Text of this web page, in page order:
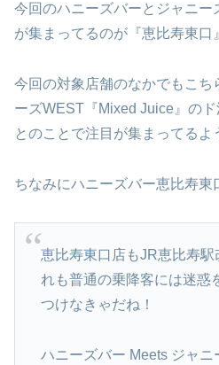
今回のハニーズバーとジャニー
が集まってるのが『恵比寿東口
今回の対象店舗のなかでもこち
ーズWEST『Mixed Juice』の
とのことで注目が集まってるよ
ちなみにハニーズバー恵比寿東
恵比寿東口店もJR恵比寿
れも普通の乗降客には迷惑
つけなきゃだね！
ハニーズバー Meets ジャニ